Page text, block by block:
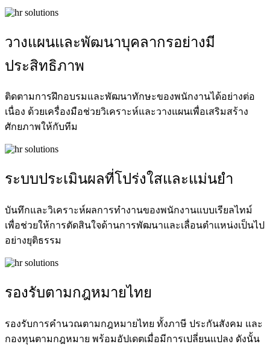
วางแผนและพัฒนาบุคลากรอย่างมี
ประสิทธิภาพ
ติดตามการฝึกอบรมและพัฒนาทักษะของพนักงานได้อย่างต่อ
เนื่อง ด้วยเครื่องมือช่วยวิเคราะห์และวางแผนเพื่อเสริมสร้าง
ศักยภาพให้กับทีม
ระบบประเมินผลที่โปร่งใสและแม่นยำ
บันทึกและวิเคราะห์ผลการทำงานของพนักงานแบบเรียลไทม์
เพื่อช่วยให้การตัดสินใจด้านการพัฒนาและเลื่อนตำแหน่งเป็นไป
อย่างยุติธรรม
รองรับตามกฎหมายไทย
รองรับการคำนวณตามกฎหมายไทย ทั้งภาษี ประกันสังคม และ
กองทุนตามกฎหมาย พร้อมอัปเดตเมื่อมีการเปลี่ยนแปลง ดังนั้น